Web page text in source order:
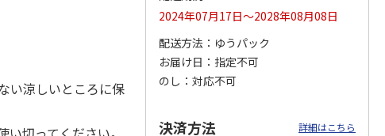
い涼しいところに保
2024年07月17日～2028年08月08日
配送方法
ゆうパック
お届け日
指定不可
のし
対応不可
決済方法 詳細はこちら